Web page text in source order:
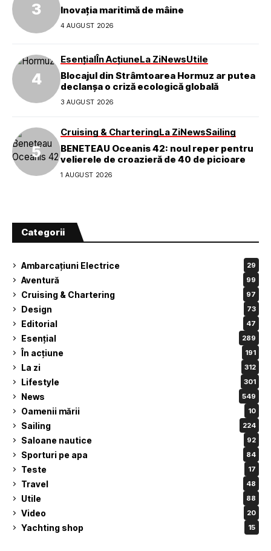
Inovația maritimă de mâine
4 AUGUST 2026
EsențialÎn AcțiuneLa ZiNewsUtile
Blocajul din Strâmtoarea Hormuz ar putea
declanșa o criză ecologică globală
3 AUGUST 2026
Cruising & CharteringLa ZiNewsSailing
BENETEAU Oceanis 42: noul reper pentru
velierele de croazieră de 40 de picioare
1 AUGUST 2026
Categorii
Ambarcațiuni Electrice 29
Aventură 99
Cruising & Chartering 97
Design 73
Editorial 47
Esențial 289
În acțiune 191
La zi 312
Lifestyle 301
News 549
Oamenii mării 10
Sailing 224
Saloane nautice 92
Sporturi pe apa 84
Teste 17
Travel 48
Utile 88
Video 20
Yachting shop 15